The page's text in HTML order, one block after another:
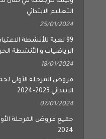
التعليم الابتدائي
25/01/2024
الرياضيات و الأنشطة
الابتدائي 2023-2024
07/01/2024
2024